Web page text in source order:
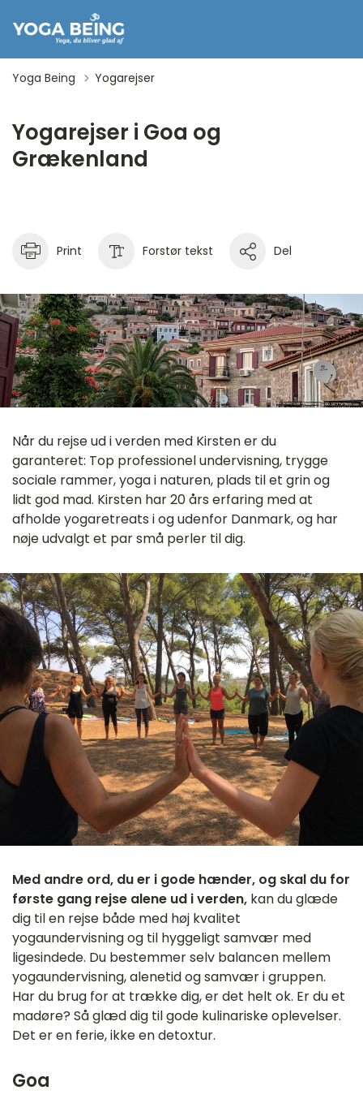
Yoga Being Yogarejser
Yogarejser i Goa og
Grækenland
Print Forstør tekst Del
Når du rejse ud i verden med Kirsten er du
garanteret: Top professionel undervisning, trygge
sociale rammer, yoga i naturen, plads til et grin og
lidt god mad. Kirsten har 20 års erfaring med at
afholde yogaretreats i og udenfor Danmark, og har
nøje udvalgt et par små perler til dig.
Med andre ord, du er i gode hænder, og skal du for
første gang rejse alene ud i verden, kan du glæde
dig til en rejse både med høj kvalitet
yogaundervisning og til hyggeligt samvær med
ligesindede. Du bestemmer selv balancen mellem
yogaundervisning, alenetid og samvær i gruppen.
Har du brug for at trække dig, er det helt ok. Er du et
madøre? Så glæd dig til gode kulinariske oplevelser.
Det er en ferie, ikke en detoxtur.
Goa